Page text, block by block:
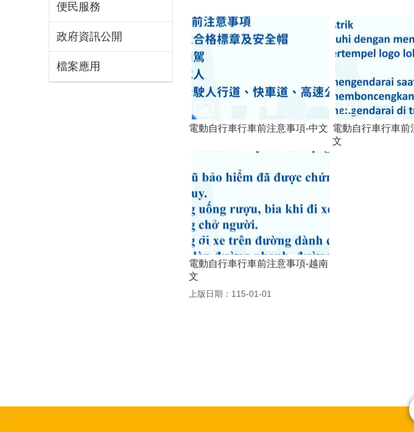
便民服務
政府資訊公開
檔案應用
電動自行車行車前注意事項-中文 電動自行車行車前
文
電動自行車行車前注意事項-越南
文
上版日期：115-01-01
:::